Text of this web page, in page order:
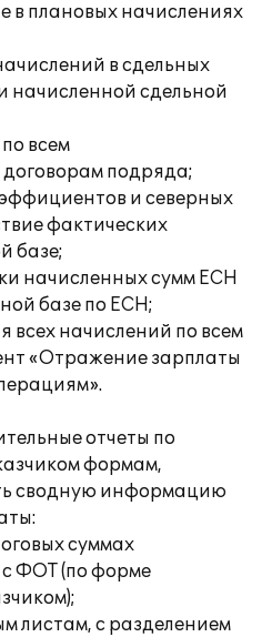
в плановых начислениях
в сдельных
начисленной сдельной
всем
подряда;
и северных
фактических
базе;
начисленных сумм ЕСН
базе по ЕСН;
всех начислений по всем
«Отражение зарплаты
отчеты по
формам,
сводную информацию
суммах
ФОТ (по форме
листам, с разделением